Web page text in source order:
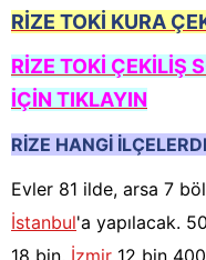
RİZE TOKİ KURA
RİZE TOKİ ÇEKİLİŞ
İÇİN TIKLAYIN
RİZE HANGİ
Evler 81 ilde, arsa 7
İstanbul'a yapılacak.